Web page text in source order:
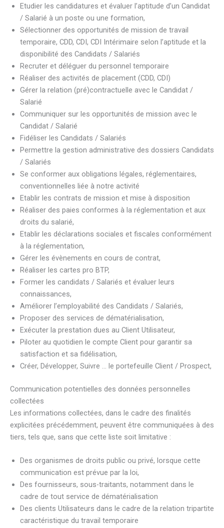
Etudier les candidatures et évaluer l’aptitude d’un Candidat
/ Salarié à un poste ou une formation,
Sélectionner des opportunités de mission de travail
temporaire, CDD, CDI, CDI Intérimaire selon l’aptitude et la
disponibilité des Candidats / Salariés
Recruter et déléguer du personnel temporaire
Réaliser des activités de placement (CDD, CDI)
Gérer la relation (pré)contractuelle avec le Candidat /
Salarié
Communiquer sur les opportunités de mission avec le
Candidat / Salarié
Fidéliser les Candidats / Salariés
Permettre la gestion administrative des dossiers Candidats
/ Salariés
Se conformer aux obligations légales, réglementaires,
conventionnelles liée à notre activité
Etablir les contrats de mission et mise à disposition
Réaliser des paies conformes à la réglementation et aux
droits du salarié,
Etablir les déclarations sociales et fiscales conformément
à la réglementation,
Gérer les évènements en cours de contrat,
Réaliser les cartes pro BTP,
Former les candidats / Salariés et évaluer leurs
connaissances,
Améliorer l’employabilité des Candidats / Salariés,
Proposer des services de dématérialisation,
Exécuter la prestation dues au Client Utilisateur,
Piloter au quotidien le compte Client pour garantir sa
satisfaction et sa fidélisation,
Créer, Développer, Suivre … le portefeuille Client / Prospect,
Communication potentielles des données personnelles
collectées
Les informations collectées, dans le cadre des finalités
explicitées précédemment, peuvent être communiquées à des
tiers, tels que, sans que cette liste soit limitative :
Des organismes de droits public ou privé, lorsque cette
communication est prévue par la loi,
Des fournisseurs, sous-traitants, notamment dans le
cadre de tout service de dématérialisation
Des clients Utilisateurs dans le cadre de la relation tripartite
caractéristique du travail temporaire